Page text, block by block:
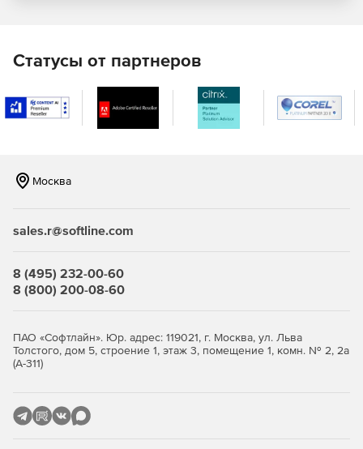
Организация защищенного удаленного доступа к сети
для мобильных сотрудников.
Защита беспроводных сегментов сетей.
сетей общего пользования
Криптографическая защита передаваемых данных в
Межсетевое экранирование – защита внутренних
ресурсам VPN-сети.
Статусы от партнеров
Москва
sales.r@softline.com
8 (495) 232-00-60
8 (800) 200-08-60
ПАО «Софтлайн». Юр. адрес: 119021, г. Москва, ул. Льва
Толстого, дом 5, строение 1, этаж 3, помещение 1, комн. № 2, 2а
(А-311)